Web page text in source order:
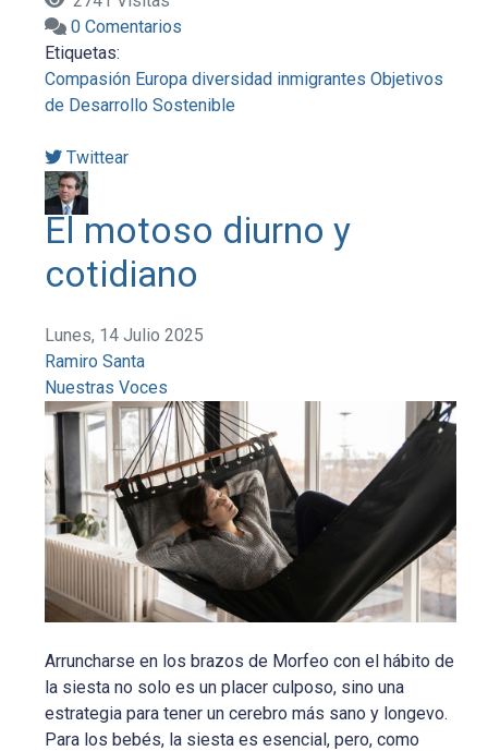
0 Comentarios
Etiquetas:
Compasión Europa diversidad inmigrantes Objetivos
de Desarrollo Sostenible
Twittear
El motoso diurno y
cotidiano
Lunes, 14 Julio 2025
Ramiro Santa
Nuestras Voces
Arruncharse en los brazos de Morfeo con el hábito de
la siesta no solo es un placer culposo, sino una
estrategia para tener un cerebro más sano y longevo.
Para los bebés, la siesta es esencial, pero, como